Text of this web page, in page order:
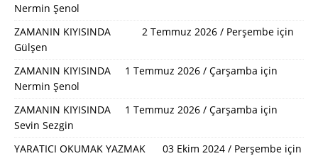
Nermin Şenol
ZAMANIN KIYISINDA 2 Temmuz 2026 / Perşembe için
Gülşen
ZAMANIN KIYISINDA 1 Temmuz 2026 / Çarşamba için
Nermin Şenol
ZAMANIN KIYISINDA 1 Temmuz 2026 / Çarşamba için
Sevin Sezgin
YARATICI OKUMAK YAZMAK 03 Ekim 2024 / Perşembe için